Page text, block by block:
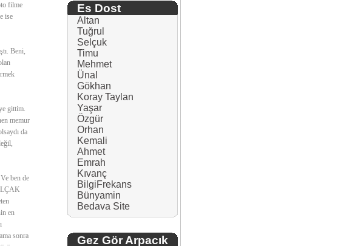
filme
ise
Beni,
gittim.
memur
da
ben de
en
sonra
Es Dost
Altan
Tuğrul
Selçuk
Timu
Mehmet
Ünal
Gökhan
Koray Taylan
Yaşar
Özgür
Orhan
Kemali
Ahmet
Emrah
Kıvanç
BilgiFrekans
Bünyamin
Bedava Site
Gez Gör Arpacık